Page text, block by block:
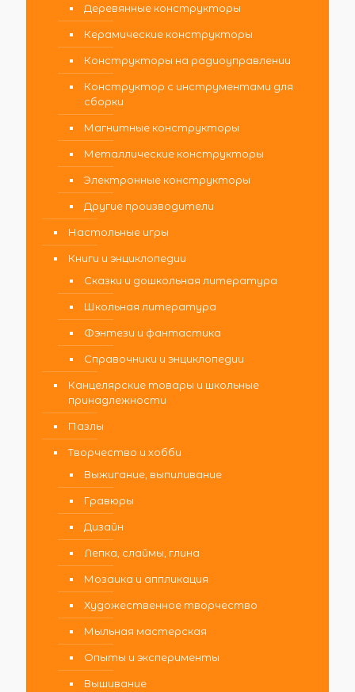
Деревянные конструкторы
Керамические конструкторы
Конструкторы на радиоуправлении
Конструктор с инструментами для
сборки
Магнитные конструкторы
Металлические конструкторы
Электронные конструкторы
Другие производители
Настольные игры
Книги и энциклопедии
Сказки и дошкольная литература
Школьная литература
Фэнтези и фантастика
Справочники и энциклопедии
Канцелярские товары и школьные
принадлежности
Пазлы
Творчество и хобби
Выжигание, выпиливание
Гравюры
Дизайн
Лепка, слаймы, глина
Мозаика и аппликация
Художественное творчество
Мыльная мастерская
Опыты и эксперименты
Вышивание